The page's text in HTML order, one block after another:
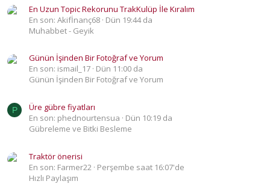
En Uzun Topic Rekorunu TrakKulüp İle Kıralım
En son: Akifİnanç68 Dün 19:44 da
Muhabbet - Geyik
Günün İşinden Bir Fotoğraf ve Yorum
En son: ismail_17 Dün 11:00 da
Günün İşinden Bir Fotoğraf ve Yorum
P
Üre gübre fiyatları
En son: phednourtensua
Dün 10:19 da
Gübreleme ve Bitki Besleme
Traktör önerisi
En son: Farmer22 Perşembe saat 16:07'de
Hızlı Paylaşım